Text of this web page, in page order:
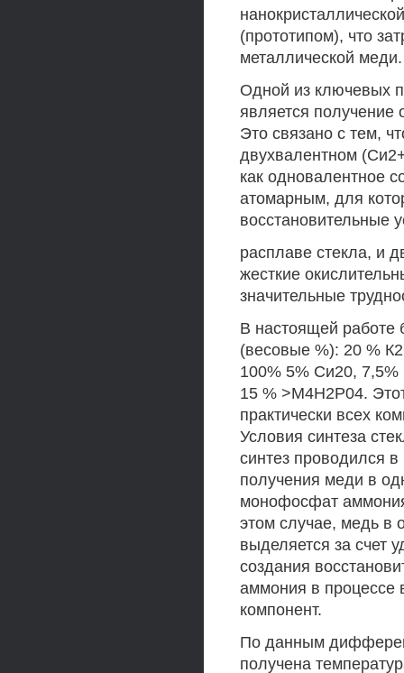
(прототипом), что
металлической меди.
Одной из ключевых
является получение
Это связано с тем,
двухвалентном
как одновалентное
атомарным, для
восстановительные
расплаве стекла, и
жесткие
значительные
В настоящей
(весовые %): 20 %
100% 5% Си20,
15 % >М4Н2Р04.
практически всех
Условия синтеза
синтез проводился
получения меди в
монофосфат
этом случае, медь в
выделяется за счет
создания
аммония в процессе
компонент.
По данным
получена